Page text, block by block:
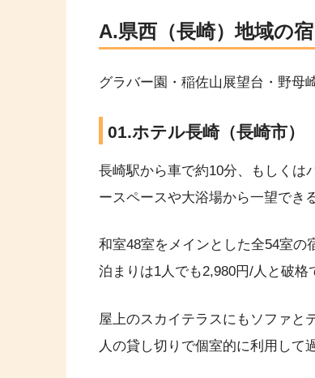
A.県西（長崎）地域の宿
グラバー園・稲佐山展望台・野母
01.ホテル長崎（長崎市）
長崎駅から車で約10分、もしくは
ースペースや大浴場から一望でき
和室48室をメインとした全54室
泊まりは1人でも2,980円/人と破格
屋上のスカイテラスにもソファと
人の貸し切りで個室的に利用して